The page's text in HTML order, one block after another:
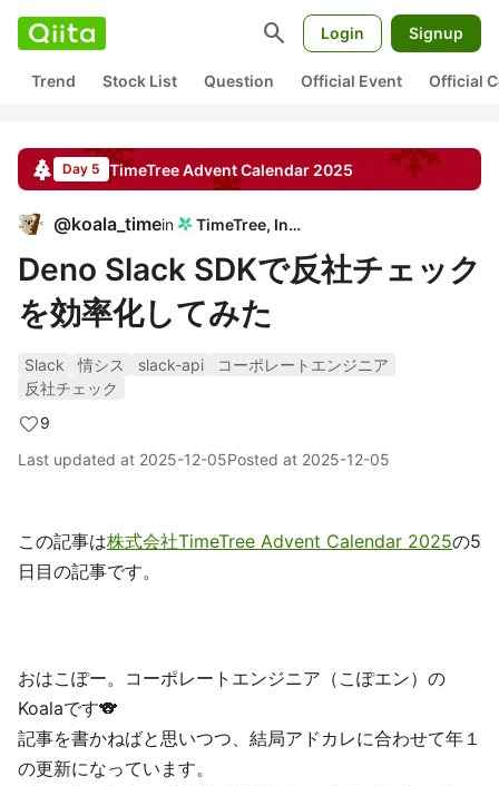
search Login Signup
Trend Stock List Question Official Event Official
Day 5 TimeTreeAdvent Calendar 2025
@koala_timein TimeTree, Inc.
Deno Slack SDKで反社チェック
を効率化してみた
Slack 情シス slack-api
コーポレートエンジニア
反社チェック
9
Last updated at 2025-12-05Posted at 2025-12-05
この記事は株式会社TimeTree Advent Calendar 2025の5
日目の記事です。
おはこぽー。コーポレートエンジニア（こぽエン）の
Koalaです🐨
記事を書かねばと思いつつ、結局アドカレに合わせて年１
の更新になっています。